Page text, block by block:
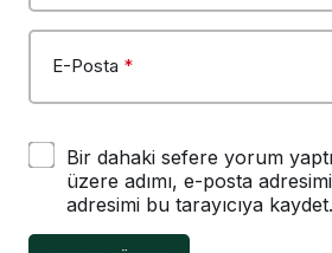
E-Posta *
Bir dahaki sefere yorum
üzere adımı, e-posta
adresimi bu tarayıcıya kaydet.